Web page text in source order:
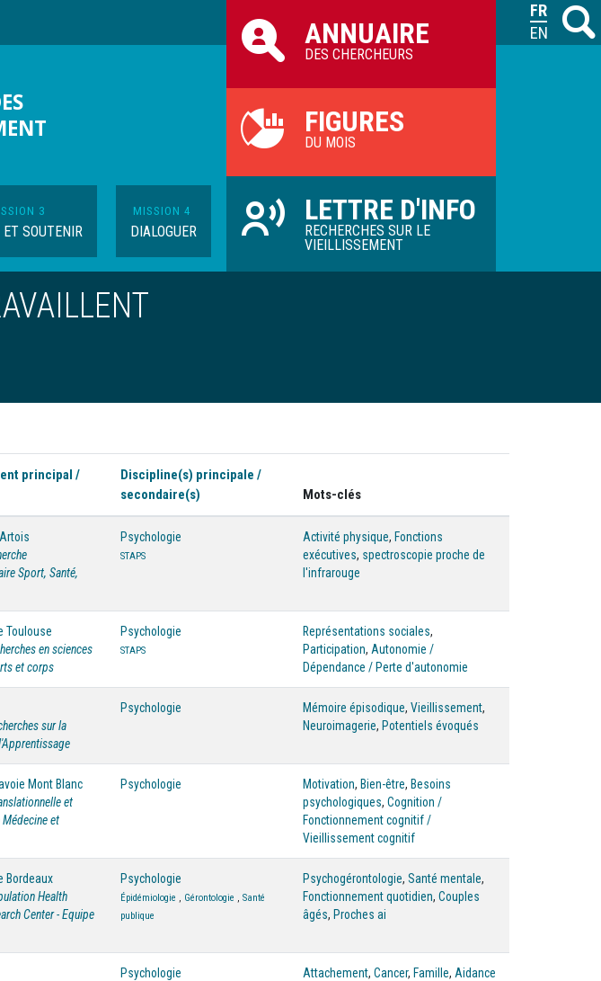
M
3
SOUTENIR
MISSION 4
DIALOGUER
ILVV
ANNUAIRE
DES CHERCHEURS
FIGURES
DU MOIS
LETTRE D'INFO
RECHERCHES SUR LE
VIEILLISSEMENT
principal /
Discipline(s) principale /
secondaire(s)
Mots-clés
Sport, Santé,
Psychologie
STAPS
Activité physique, Fonctions
exécutives, spectroscopie proche de
l'infrarouge
Toulouse
en sciences
et corps
Psychologie
STAPS
Représentations sociales,
Participation, Autonomie /
Dépendance / Perte d'autonomie
sur la
Psychologie Mémoire épisodique, Vieillissement,
Neuroimagerie, Potentiels évoqués
Mont Blanc
et
et
Psychologie Motivation, Bien-être, Besoins
psychologiques, Cognition /
Fonctionnement cognitif /
Vieillissement cognitif
Bordeaux
Health
Center - Equipe
Psychologie
Épidémiologie , Gérontologie , Santé
publique
Psychogérontologie, Santé mentale,
Fonctionnement quotidien, Couples
âgés, Proches ai
Psychologie Attachement, Cancer, Famille, Aidance
FRANÇAIS
ENGLISH